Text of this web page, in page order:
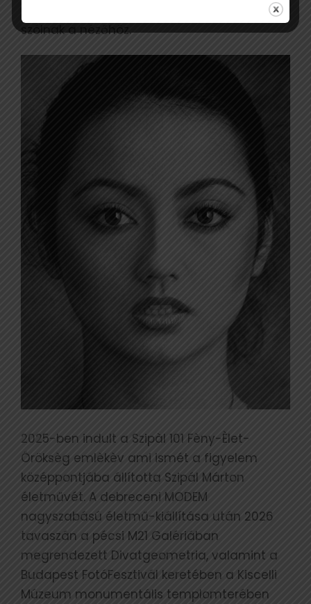
miközben ma is meglepően kortárs módon
szólnak a nézőhöz.
2025-ben indult a Szipàl 101 Fèny-Èlet-
Öröksèg emlèkèv ami ismét a figyelem
középpontjába állította Szipál Márton
életművét. A debreceni MODEM
nagyszabású életmű-kiállítása után 2026
tavaszán a pécsi M21 Galériában
megrendezett Divatgeometria, valamint a
Budapest FotóFesztivál keretében a Kiscelli
Múzeum monumentális templomterében